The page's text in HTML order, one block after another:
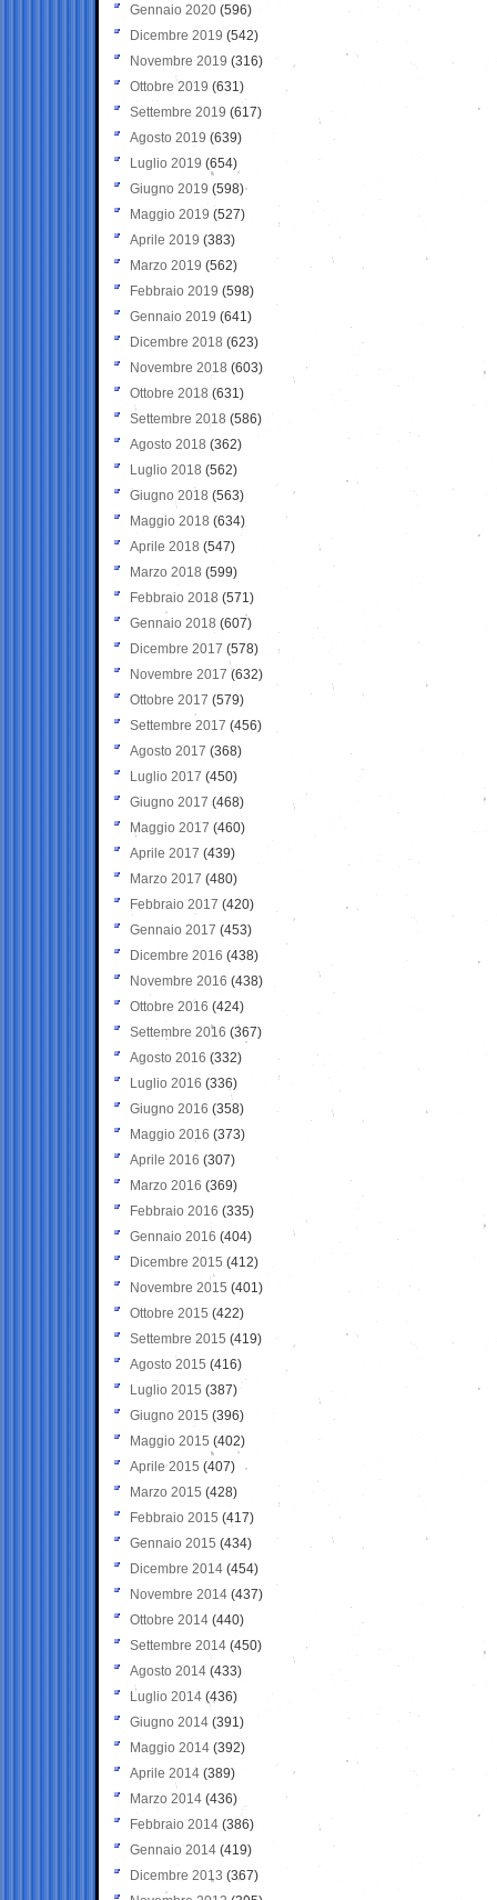
Gennaio 2020 (596)
Dicembre 2019 (542)
Novembre 2019 (316)
Ottobre 2019 (631)
Settembre 2019 (617)
Agosto 2019 (639)
Luglio 2019 (654)
Giugno 2019 (598)
Maggio 2019 (527)
Aprile 2019 (383)
Marzo 2019 (562)
Febbraio 2019 (598)
Gennaio 2019 (641)
Dicembre 2018 (623)
Novembre 2018 (603)
Ottobre 2018 (631)
Settembre 2018 (586)
Agosto 2018 (362)
Luglio 2018 (562)
Giugno 2018 (563)
Maggio 2018 (634)
Aprile 2018 (547)
Marzo 2018 (599)
Febbraio 2018 (571)
Gennaio 2018 (607)
Dicembre 2017 (578)
Novembre 2017 (632)
Ottobre 2017 (579)
Settembre 2017 (456)
Agosto 2017 (368)
Luglio 2017 (450)
Giugno 2017 (468)
Maggio 2017 (460)
Aprile 2017 (439)
Marzo 2017 (480)
Febbraio 2017 (420)
Gennaio 2017 (453)
Dicembre 2016 (438)
Novembre 2016 (438)
Ottobre 2016 (424)
Settembre 2016 (367)
Agosto 2016 (332)
Luglio 2016 (336)
Giugno 2016 (358)
Maggio 2016 (373)
Aprile 2016 (307)
Marzo 2016 (369)
Febbraio 2016 (335)
Gennaio 2016 (404)
Dicembre 2015 (412)
Novembre 2015 (401)
Ottobre 2015 (422)
Settembre 2015 (419)
Agosto 2015 (416)
Luglio 2015 (387)
Giugno 2015 (396)
Maggio 2015 (402)
Aprile 2015 (407)
Marzo 2015 (428)
Febbraio 2015 (417)
Gennaio 2015 (434)
Dicembre 2014 (454)
Novembre 2014 (437)
Ottobre 2014 (440)
Settembre 2014 (450)
Agosto 2014 (433)
Luglio 2014 (436)
Giugno 2014 (391)
Maggio 2014 (392)
Aprile 2014 (389)
Marzo 2014 (436)
Febbraio 2014 (386)
Gennaio 2014 (419)
Dicembre 2013 (367)